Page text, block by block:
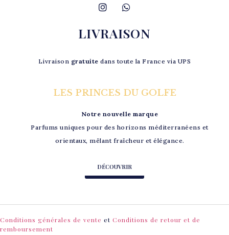
LIVRAISON
Livraison gratuite dans toute la France via UPS
LES PRINCES DU GOLFE
Notre nouvelle marque
Parfums uniques pour des horizons méditerranéens et
orientaux, mêlant fraîcheur et élégance.
DÉCOUVRIR
Conditions générales de vente et Conditions de retour et de
remboursement